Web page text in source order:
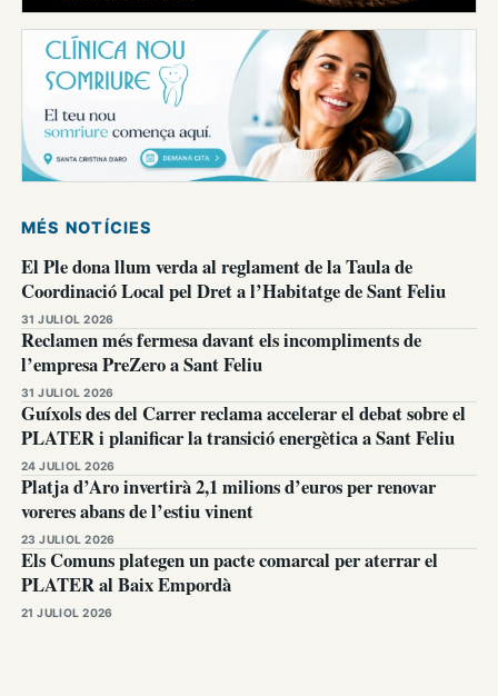
MÉS NOTÍCIES
El Ple dona llum verda al reglament de la Taula de
Coordinació Local pel Dret a l’Habitatge de Sant Feliu
31 JULIOL 2026
Reclamen més fermesa davant els incompliments de
l’empresa PreZero a Sant Feliu
31 JULIOL 2026
Guíxols des del Carrer reclama accelerar el debat sobre el
PLATER i planificar la transició energètica a Sant Feliu
24 JULIOL 2026
Platja d’Aro invertirà 2,1 milions d’euros per renovar
voreres abans de l’estiu vinent
23 JULIOL 2026
Els Comuns plategen un pacte comarcal per aterrar el
PLATER al Baix Empordà
21 JULIOL 2026